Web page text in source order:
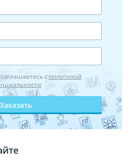
сполитикой
Заказать